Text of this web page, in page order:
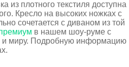
из плотного текстиля доступна
Кресло на высоких ножках с
сочетается с диваном из той
в нашем шоу-руме с
и миру. Подробную информацию